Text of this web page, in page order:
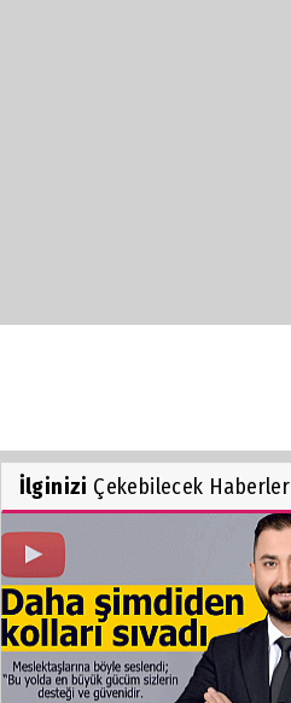
İlginizi Çekebilecek Haberler